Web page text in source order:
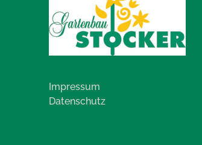
Impressum
Datenschutz